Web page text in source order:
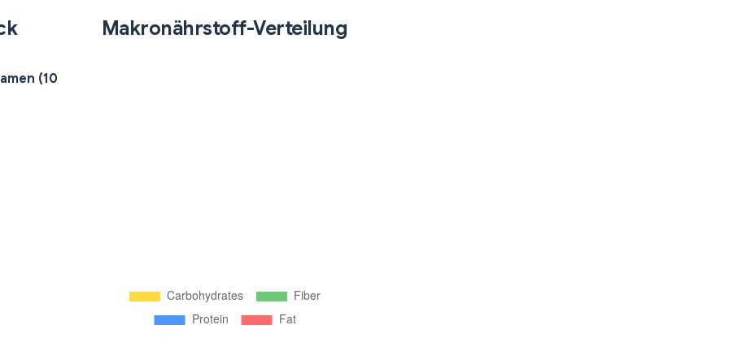
(10
Makronährstoff-Verteilung